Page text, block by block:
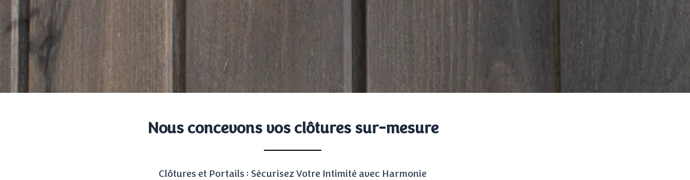
Nous concevons vos clôtures sur-mesure
Clôtures et Portails : Sécurisez Votre Intimité avec Harmonie